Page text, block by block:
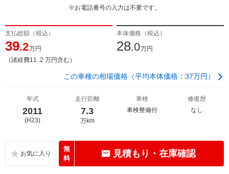
※お電話番号の入力は不要です。
支払総額（税込）
39.2万円
（諸経費11 .2 万円含む）
本体価格（税込）
28.0万円
この車種の相場価格（平均本体価格：37万円）
年式
2011
(H23)
走行距離
7.3
万km
車検
車検整備付
修復歴
なし
無
料
見積もり・在庫確認